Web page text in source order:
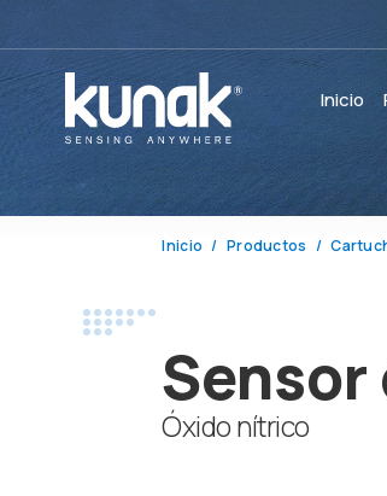
Inicio
Inicio Productos
Sensor
Óxido nítrico